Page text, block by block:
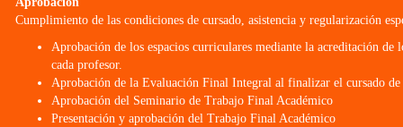
Cumplimiento de las condiciones de cursado, asistencia y regularización
Aprobación de los espacios curriculares mediante la acreditación
cada profesor.
Aprobación de la Evaluación Final Integral al finalizar el cursado de
Aprobación del Seminario de Trabajo Final Académico
Presentación y aprobación del Trabajo Final Académico